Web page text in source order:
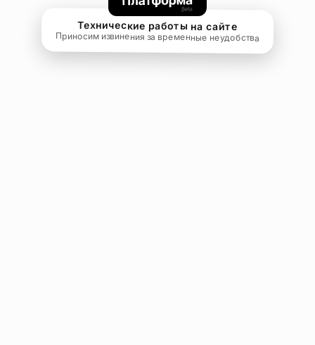
Технические работы на сайте
Приносим извинения за временные неудобства